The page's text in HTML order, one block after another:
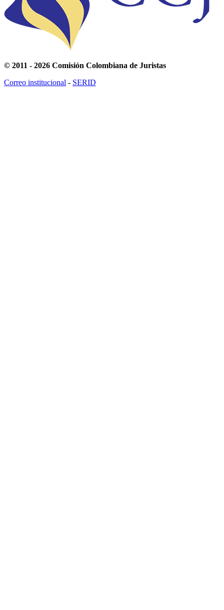
© 2011 - 2026 Comisión Colombiana de Juristas
Correo institucional - SERID